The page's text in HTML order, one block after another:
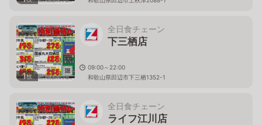
1枚
全日食チェーン
下三栖店
09:00～22:00
和歌山県田辺市下三栖1352-1
全日食チェーン
ライフ江川店